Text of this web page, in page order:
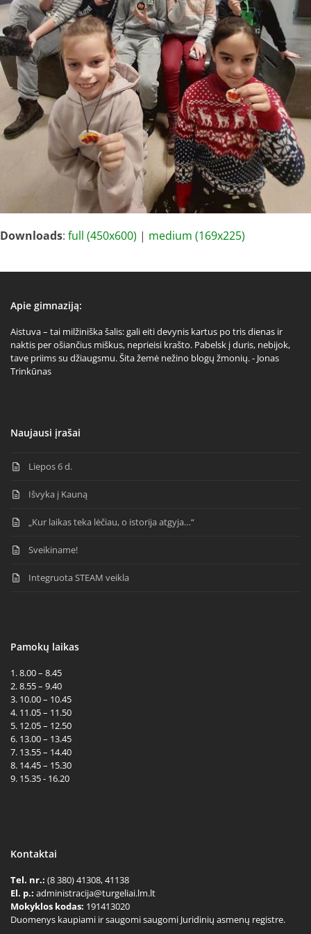
Downloads: full (450x600) | medium (169x225)
Apie gimnaziją:
Aistuva – tai milžiniška šalis: gali eiti devynis kartus po tris dienas ir
naktis per ošiančius miškus, neprieisi krašto. Pabelsk į duris, nebijok,
tave priims su džiaugsmu. Šita žemė nežino blogų žmonių. - Jonas
Trinkūnas
Naujausi įrašai
Liepos 6 d.
Išvyka į Kauną
„Kur laikas teka lėčiau, o istorija atgyja…“
Sveikiname!
Integruota STEAM veikla
Pamokų laikas
1. 8.00 – 8.45
2. 8.55 – 9.40
3. 10.00 – 10.45
4. 11.05 – 11.50
5. 12.05 – 12.50
6. 13.00 – 13.45
7. 13.55 – 14.40
8. 14.45 – 15.30
9. 15.35 - 16.20
Kontaktai
Tel. nr.: (8 380) 41308, 41138
El. p.: administracija@turgeliai.lm.lt
Mokyklos kodas: 191413020
Duomenys kaupiami ir saugomi saugomi Juridinių asmenų registre.